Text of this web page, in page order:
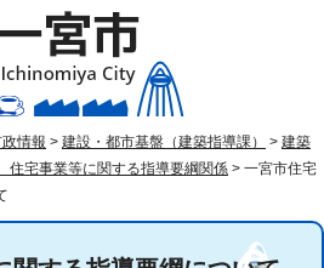
情報 > 建設・都市基盤（建築指導課） > 建築
住宅事業等に関する指導要綱関係 > 一宮市住宅